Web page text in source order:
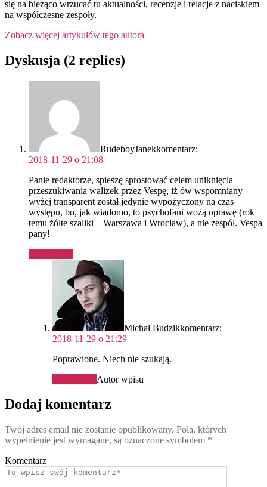
się na bieżąco wrzucać tu aktualności, recenzje i relacje z naciskiem
na współczesne zespoły.
Zobacz więcej artykułów tego autora
Dyskusja (2 replies)
RudeboyJanekkomentarz:
2018-11-29 o 21:08
Panie redaktorze, spieszę sprostować celem uniknięcia
przeszukiwania walizek przez Vespę, iż ów wspomniany
wyżej transparent został jedynie wypożyczony na czas
występu, bo, jak wiadomo, to psychofani wożą oprawę (rok
temu żółte szaliki – Warszawa i Wrocław), a nie zespół. Vespa
pany!
Michał Budzikkomentarz:
2018-11-29 o 21:29
Poprawione. Niech nie szukają.
Autor wpisu
Dodaj komentarz
Twój adres email nie zostanie opublikowany. Pola, których
wypełnienie jest wymagane, są oznaczone symbolem *
Komentarz